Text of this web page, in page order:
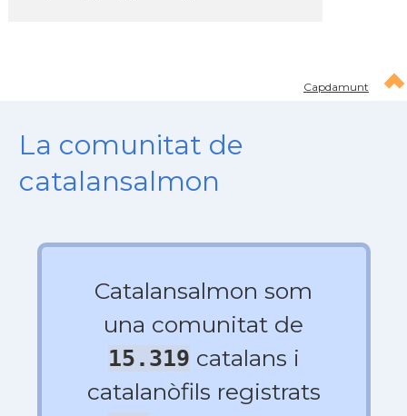
Capdamunt
La comunitat de
catalansalmon
Catalansalmon som
una comunitat de
15.319 catalans i
catalanòfils registrats